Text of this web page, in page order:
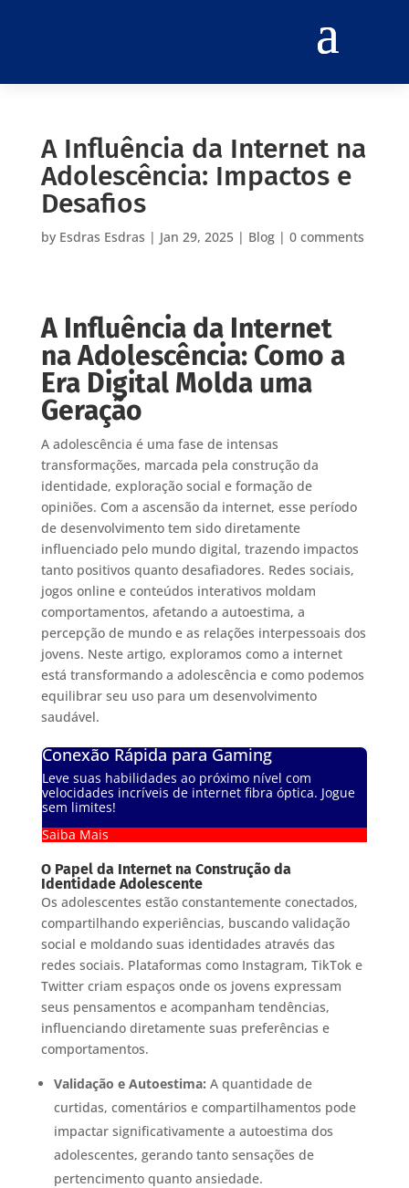
A Influência da Internet na
Adolescência: Impactos e
Desafios
by Esdras Esdras | Jan 29, 2025| Blog| 0 comments
A Influência da Internet
na Adolescência: Como a
Era Digital Molda uma
Geração
A adolescência é uma fase de intensas
transformações, marcada pela construção da
identidade, exploração social e formação de
opiniões. Com a ascensão da internet, esse período
de desenvolvimento tem sido diretamente
influenciado pelo mundo digital, trazendo impactos
tanto positivos quanto desafiadores. Redes sociais,
jogos online e conteúdos interativos moldam
comportamentos, afetando a autoestima, a
percepção de mundo e as relações interpessoais dos
jovens. Neste artigo, exploramos como a internet
está transformando a adolescência e como podemos
equilibrar seu uso para um desenvolvimento
saudável.
Conexão Rápida para Gaming
Leve suas habilidades ao próximo nível com
velocidades incríveis de internet fibra óptica. Jogue
sem limites!
Saiba Mais
O Papel da Internet na Construção da
Identidade Adolescente
Os adolescentes estão constantemente conectados,
compartilhando experiências, buscando validação
social e moldando suas identidades através das
redes sociais. Plataformas como Instagram, TikTok e
Twitter criam espaços onde os jovens expressam
seus pensamentos e acompanham tendências,
influenciando diretamente suas preferências e
comportamentos.
Validação e Autoestima: A quantidade de
curtidas, comentários e compartilhamentos pode
impactar significativamente a autoestima dos
adolescentes, gerando tanto sensações de
pertencimento quanto ansiedade.